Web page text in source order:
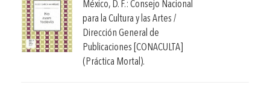
México, D. F.: Consejo Nacional
para la Cultura y las Artes /
Dirección General de
Publicaciones [CONACULTA]
(Práctica Mortal).